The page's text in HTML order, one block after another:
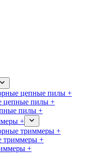
цепные пилы +
цепные пилы +
пилы +
+
триммеры +
триммеры +
+